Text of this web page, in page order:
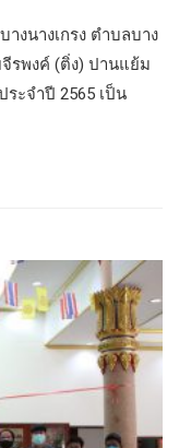
งนางเกรง ตำบลบาง
รพงค์ (ติ่ง) ปานแย้ม
ะจำปี 2565 เป็น